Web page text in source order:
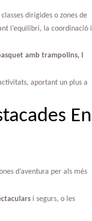
dirigides o zones de
l’equilibri, la coordinació i
amb trampolins, i
aportant un plus a
En
d’aventura per als més
i segurs, o les